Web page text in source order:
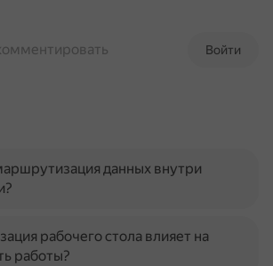
Войти
данных внутри
рабочего стола влияет на
работы?